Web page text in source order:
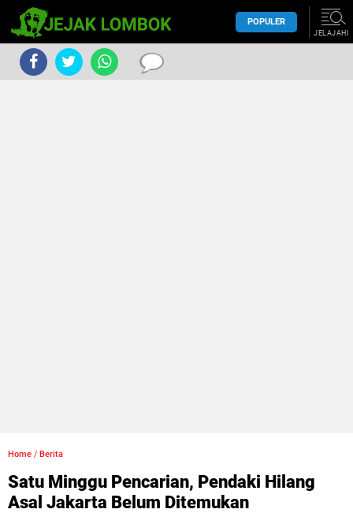
POPULER
JELAJAHI
Home / Berita
Satu Minggu Pencarian, Pendaki Hilang
Asal Jakarta Belum Ditemukan